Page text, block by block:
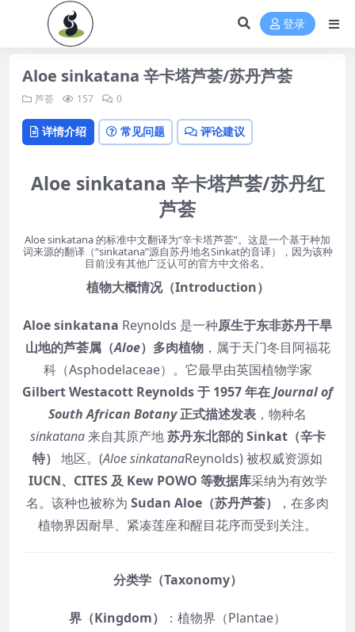
登录
Aloe sinkatana 辛卡塔芦荟/苏丹芦荟
芦荟 157 0
详情介绍 常见问题 评论建议
Aloe sinkatana 辛卡塔芦荟/苏丹红
芦荟
Aloe sinkatana 的标准中文翻译为“辛卡塔芦荟”。这是一个基于种加
词来源的翻译（“sinkatana”源自苏丹地名Sinkat的音译），因为该种
目前没有其他广泛认可的官方中文俗名。
植物大概情况（Introduction）
Aloe sinkatana Reynolds 是一种原生于东非苏丹干旱
山地的芦荟属（Aloe）多肉植物，属于天门冬目阿福花
科（Asphodelaceae）。它最早由英国植物学家
Gilbert Westacott Reynolds 于 1957 年在Journal of
South African Botany正式描述发表 ，物种名
sinkatana来自其原产地苏丹东北部的 Sinkat（辛卡
特） 地区。(Aloe sinkatanaReynolds) 被权威资源如
IUCN、CITES 及 Kew POWO 等数据库采纳为有效学
名。该种也被称为 Sudan Aloe（苏丹芦荟）
，在多肉
植物界因耐旱、紧凑莲座和醒目花序而受到关注。
分类学（Taxonomy）
界（Kingdom） ：植物界（Plantae）